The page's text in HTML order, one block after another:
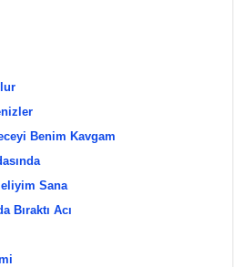
Benim Kavgam
Sana
Bıraktı Acı